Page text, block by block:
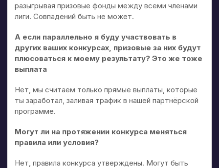
разыгрывая призовые фонды между всеми членами
лиги. Совпадений быть не может.
А если параллельно я буду участвовать в
других ваших конкурсах, призовые за них будут
плюсоваться к моему результату? Это же тоже
выплата
Нет, мы считаем только прямые выплаты, которые
ты заработал, заливая трафик в нашей партнёрской
программе.
Могут ли на протяжении конкурса меняться
правила или условия?
Нет, правила конкурса утверждены. Могут быть